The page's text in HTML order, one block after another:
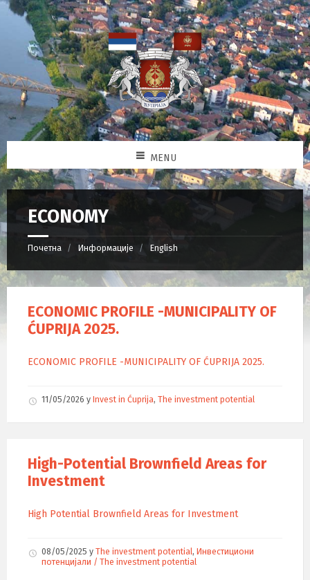
MENU
ECONOMY
Почетна Информације English
ECONOMIC PROFILE -MUNICIPALITY OF
ĆUPRIJA 2025.
ECONOMIC PROFILE -MUNICIPALITY OF ĆUPRIJA 2025.
11/05/2026 у Invest in Ćuprija, The investment potential
High-Potential Brownfield Areas for
Investment
High Potential Brownfield Areas for Investment
08/05/2025 у The investment potential, Инвестициони
потенцијали / The investment potential